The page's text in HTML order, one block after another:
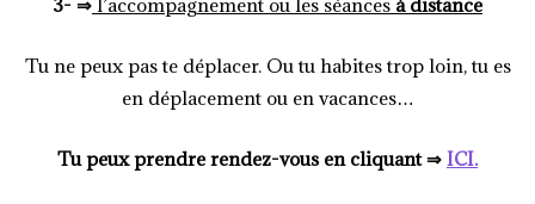
3- ⇒ l’accompagnement ou les séances à distance
Tu ne peux pas te déplacer. Ou tu habites trop loin, tu es
en déplacement ou en vacances…
Tu peux prendre rendez-vous en cliquant ⇒ ICI.